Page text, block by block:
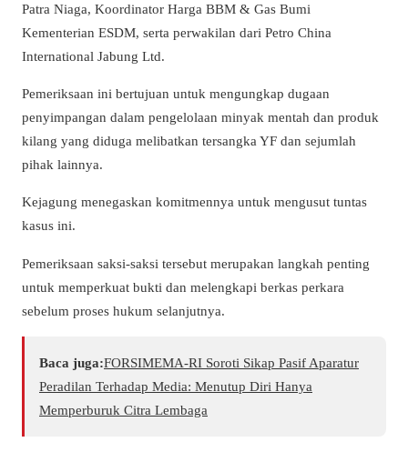
Patra Niaga, Koordinator Harga BBM & Gas Bumi
Kementerian ESDM, serta perwakilan dari Petro China
International Jabung Ltd.
Pemeriksaan ini bertujuan untuk mengungkap dugaan
penyimpangan dalam pengelolaan minyak mentah dan produk
kilang yang diduga melibatkan tersangka YF dan sejumlah
pihak lainnya.
Kejagung menegaskan komitmennya untuk mengusut tuntas
kasus ini.
Pemeriksaan saksi-saksi tersebut merupakan langkah penting
untuk memperkuat bukti dan melengkapi berkas perkara
sebelum proses hukum selanjutnya.
Baca juga:​FORSIMEMA-RI Soroti Sikap Pasif Aparatur
Peradilan Terhadap Media: Menutup Diri Hanya
Memperburuk Citra Lembaga